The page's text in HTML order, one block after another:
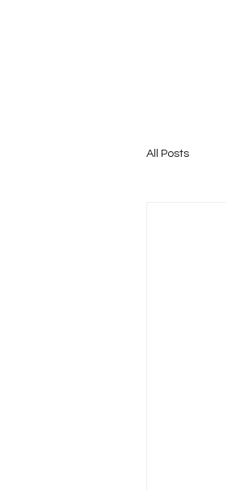
All Posts